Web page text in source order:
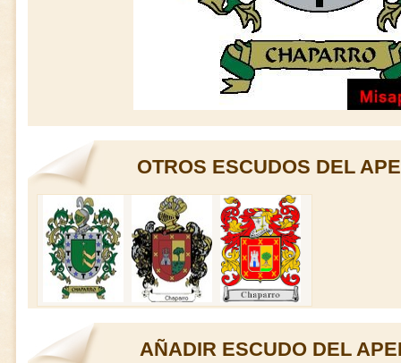
OTROS ESCUDOS DEL
AÑADIR ESCUDO DEL